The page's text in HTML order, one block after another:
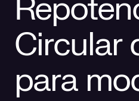
La mirada Cuerva
Trabaja en Cuerva
Prensa
Distribución
Smart Services
Smart Solutions
Comunidad
Blog
Recursos
Contacto
Circular
para